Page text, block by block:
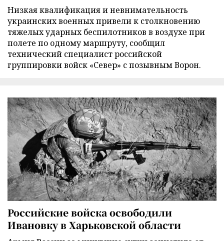
Низкая квалификация и невнимательность
украинских военных привели к столкновению
тяжелых ударных беспилотников в воздухе при
полете по одному маршруту, сообщил
технический специалист российской
группировки войск «Север» с позывным Ворон.
Российские войска освободили
Ивановку в Харьковской области